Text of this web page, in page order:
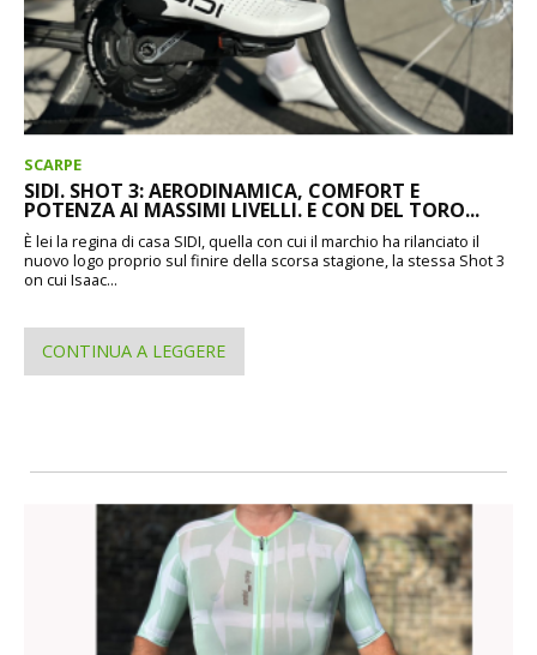
SCARPE
SIDI. SHOT 3: AERODINAMICA, COMFORT E
POTENZA AI MASSIMI LIVELLI. E CON DEL TORO...
È lei la regina di casa SIDI, quella con cui il marchio ha rilanciato il
nuovo logo proprio sul finire della scorsa stagione, la stessa Shot 3
on cui Isaac...
CONTINUA A LEGGERE